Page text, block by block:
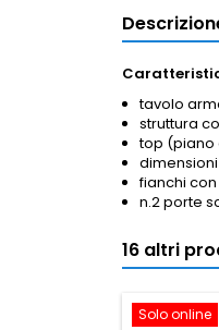
tavolo
struttura
top (piano
dimensioni
fianchi
n.2 porte
16 altri
Solo online